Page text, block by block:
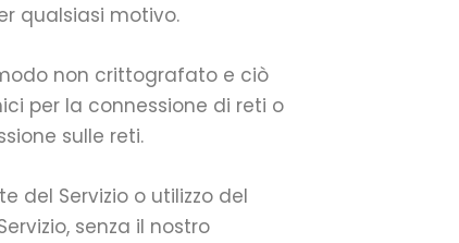
qualsiasi motivo.
non crittografato e ciò
per la connessione di reti o
sulle reti.
del Servizio o utilizzo del
senza il nostro